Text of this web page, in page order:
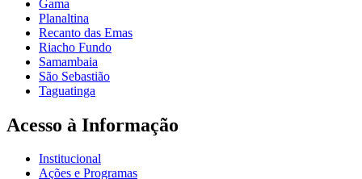
Gama
Planaltina
Recanto das Emas
Riacho Fundo
Samambaia
São Sebastião
Taguatinga
Acesso à Informação
Institucional
Ações e Programas